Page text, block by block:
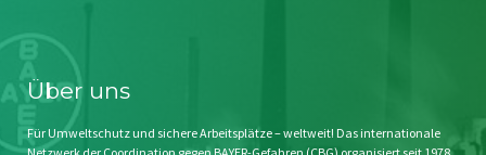
Kontakt
Impressum
Störfälle
Stichwort BAYER
Jahrestagung
Über uns
Für Umweltschutz und sichere Arbeitsplätze – weltweit! Das internationale